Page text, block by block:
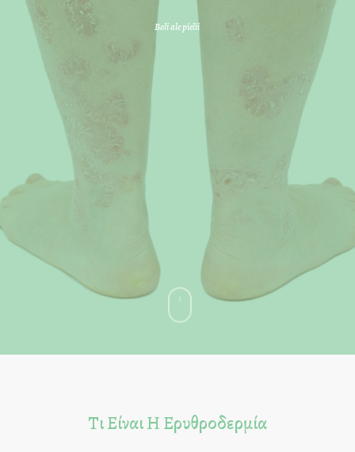
Boli ale pielii
Τι Είναι Η Ερυθροδερμία